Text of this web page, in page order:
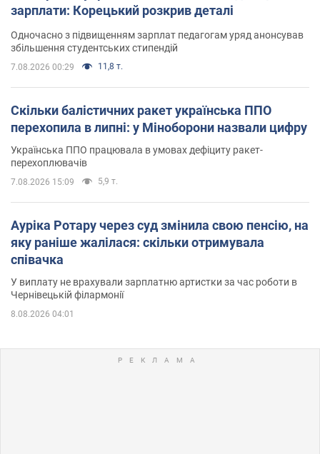
зарплати: Корецький розкрив деталі
Одночасно з підвищенням зарплат педагогам уряд анонсував
збільшення студентських стипендій
7.08.2026 00:29 11,8 т.
Скільки балістичних ракет українська ППО
перехопила в липні: у Міноборони назвали цифру
Українська ППО працювала в умовах дефіциту ракет-
перехоплювачів
7.08.2026 15:09 5,9 т.
Ауріка Ротару через суд змінила свою пенсію, на
яку раніше жалілася: скільки отримувала
співачка
У виплату не врахували зарплатню артистки за час роботи в
Чернівецькій філармонії
8.08.2026 04:01